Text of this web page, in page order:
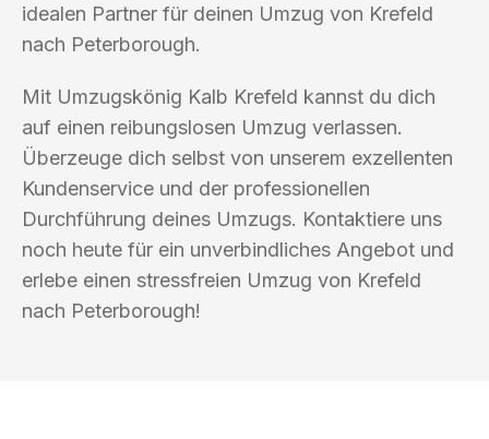
idealen Partner für deinen Umzug von Krefeld
nach Peterborough.
Mit Umzugskönig Kalb Krefeld kannst du dich
auf einen reibungslosen Umzug verlassen.
Überzeuge dich selbst von unserem exzellenten
Kundenservice und der professionellen
Durchführung deines Umzugs. Kontaktiere uns
noch heute für ein unverbindliches Angebot und
erlebe einen stressfreien Umzug von Krefeld
nach Peterborough!